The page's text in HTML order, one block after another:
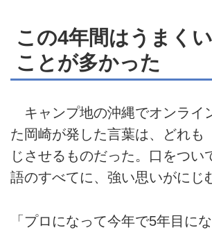
この4年間はうまく
ことが多かった
キャンプ地の沖縄でオンライ
た岡崎が発した言葉は、どれも
じさせるものだった。口をつい
語のすべてに、強い思いがにじ
「プロになって今年で5年目に